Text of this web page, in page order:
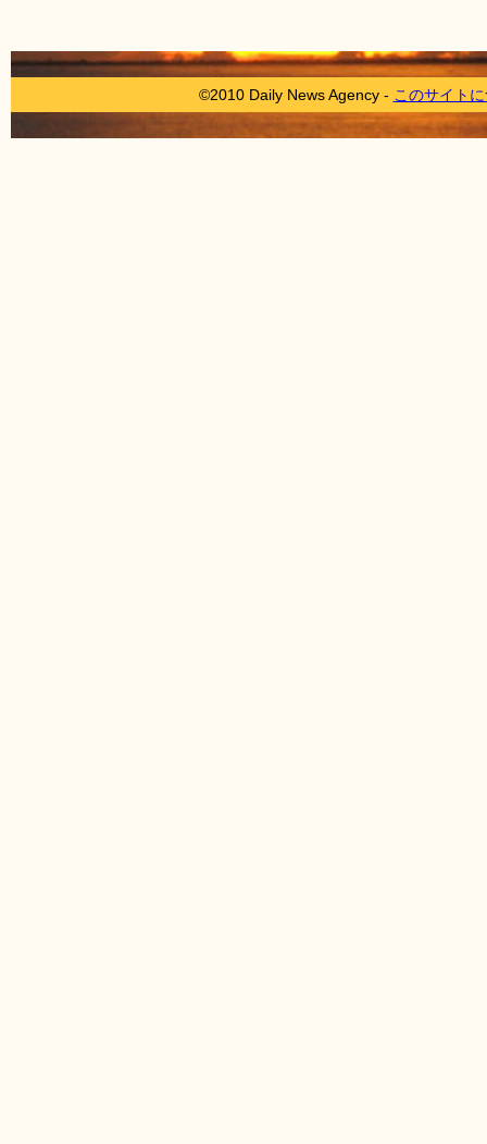
©2010 Daily News Agency - このサイト